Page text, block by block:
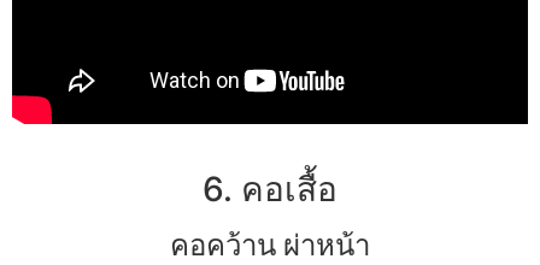
6. คอเสื้อ
คอคว้าน ผ่าหน้า